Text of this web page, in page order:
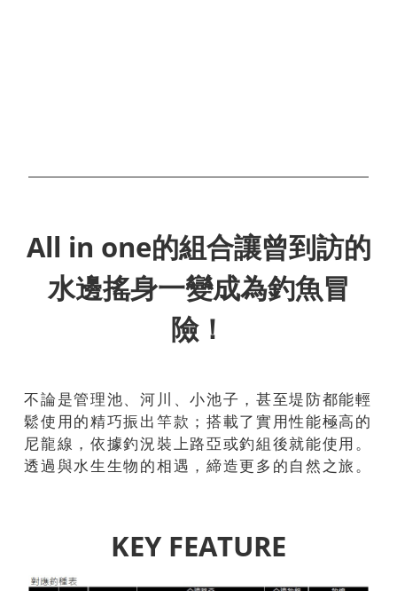
All in one的組合讓曾到訪的
水邊搖身一變成為釣魚冒
險！
不論是管理池、河川、小池子，甚至堤防都能輕
鬆使用的精巧振出竿款；搭載了實用性能極高的
尼龍線，依據釣況裝上路亞或釣組後就能使用。
透過與水生生物的相遇，締造更多的自然之旅。
KEY FEATURE